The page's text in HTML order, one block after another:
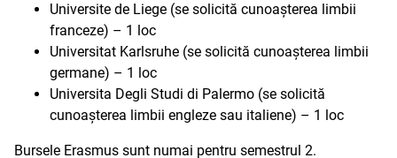
Universite de Liege (se solicită cunoașterea limbii
franceze) – 1 loc
Universitat Karlsruhe (se solicită cunoașterea limbii
germane) – 1 loc
Universita Degli Studi di Palermo (se solicită
cunoașterea limbii engleze sau italiene) – 1 loc
Bursele Erasmus sunt numai pentru semestrul 2.